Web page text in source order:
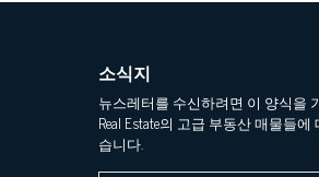
소식지
뉴스레터를 수신하려면 이 양식을
Real Estate의 고급 부동산 매물들
습니다.